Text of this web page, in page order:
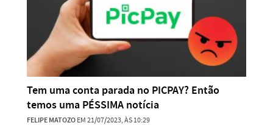
Tem uma conta parada no PICPAY? Então
temos uma PÉSSIMA notícia
FELIPE MATOZOEM 21/07/2023, ÀS 10:29